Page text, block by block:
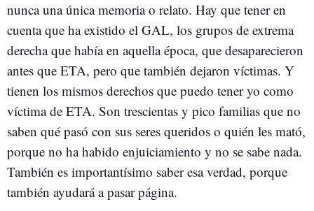
nunca una única memoria o relato. Hay que tener en
cuenta que ha existido el GAL, los grupos de extrema
derecha que había en aquella época, que desaparecieron
antes que ETA, pero que también dejaron víctimas. Y
tienen los mismos derechos que puedo tener yo como
víctima de ETA. Son trescientas y pico familias que no
saben qué pasó con sus seres queridos o quién les mató,
porque no ha habido enjuiciamiento y no se sabe nada.
También es importantísimo saber esa verdad, porque
también ayudará a pasar página.